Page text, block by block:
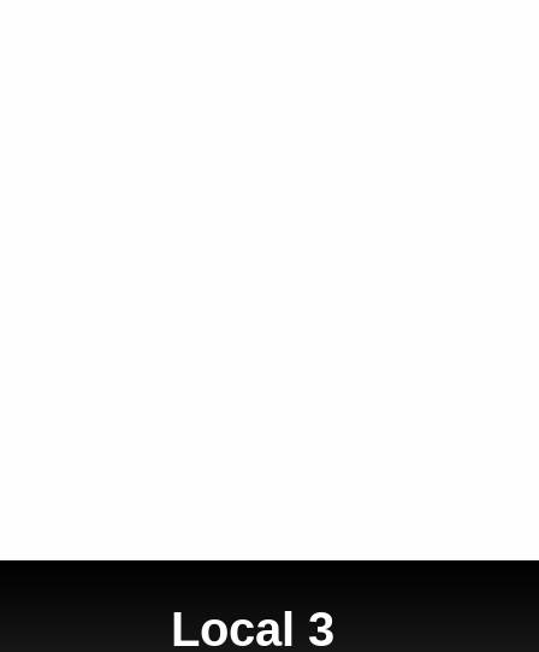
Local 3